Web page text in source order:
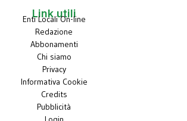
Link utili
Enti Locali On-line
Redazione
Abbonamenti
Chi siamo
Privacy
Informativa Cookie
Credits
Pubblicità